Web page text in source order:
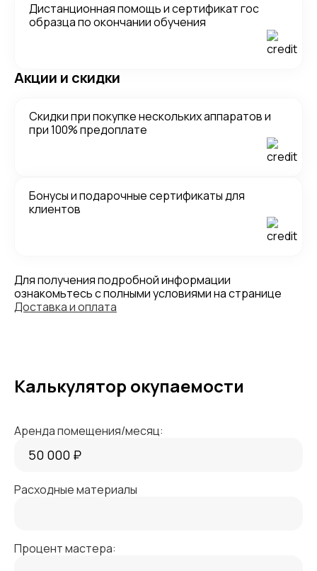
Дистанционная помощь и сертификат гос
образца по окончании обучения
Акции и скидки
Скидки при покупке нескольких аппаратов и
при 100% предоплате
Бонусы и подарочные сертификаты для
клиентов
Для получения подробной информации
ознакомьтесь с полными условиями на странице
Доставка и оплата
Калькулятор окупаемости
Аренда помещения/месяц:
Расходные материалы
Процент мастера: